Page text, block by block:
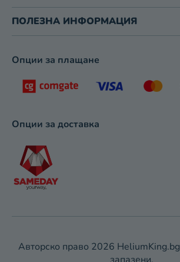
И
З
Б
ПОЛЕЗНА ИНФОРМАЦИЯ
Опции за плащане
Опции за доставка
Авторско право 2026 HeliumKing.bg